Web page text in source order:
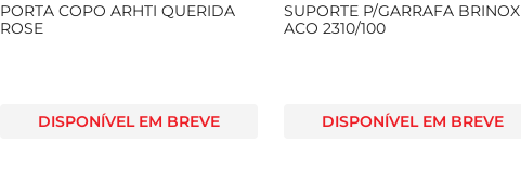
PORTA COPO ARHTI QUERIDA
ROSE
DISPONÍVEL EM BREVE
SUPORTE P/GARRAFA BRINOX
ACO 2310/100
DISPONÍVEL EM BREVE